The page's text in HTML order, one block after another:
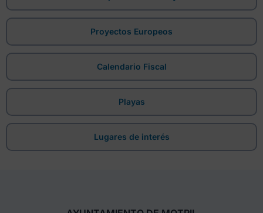
Proyectos Europeos
Calendario Fiscal
Playas
Lugares de interés